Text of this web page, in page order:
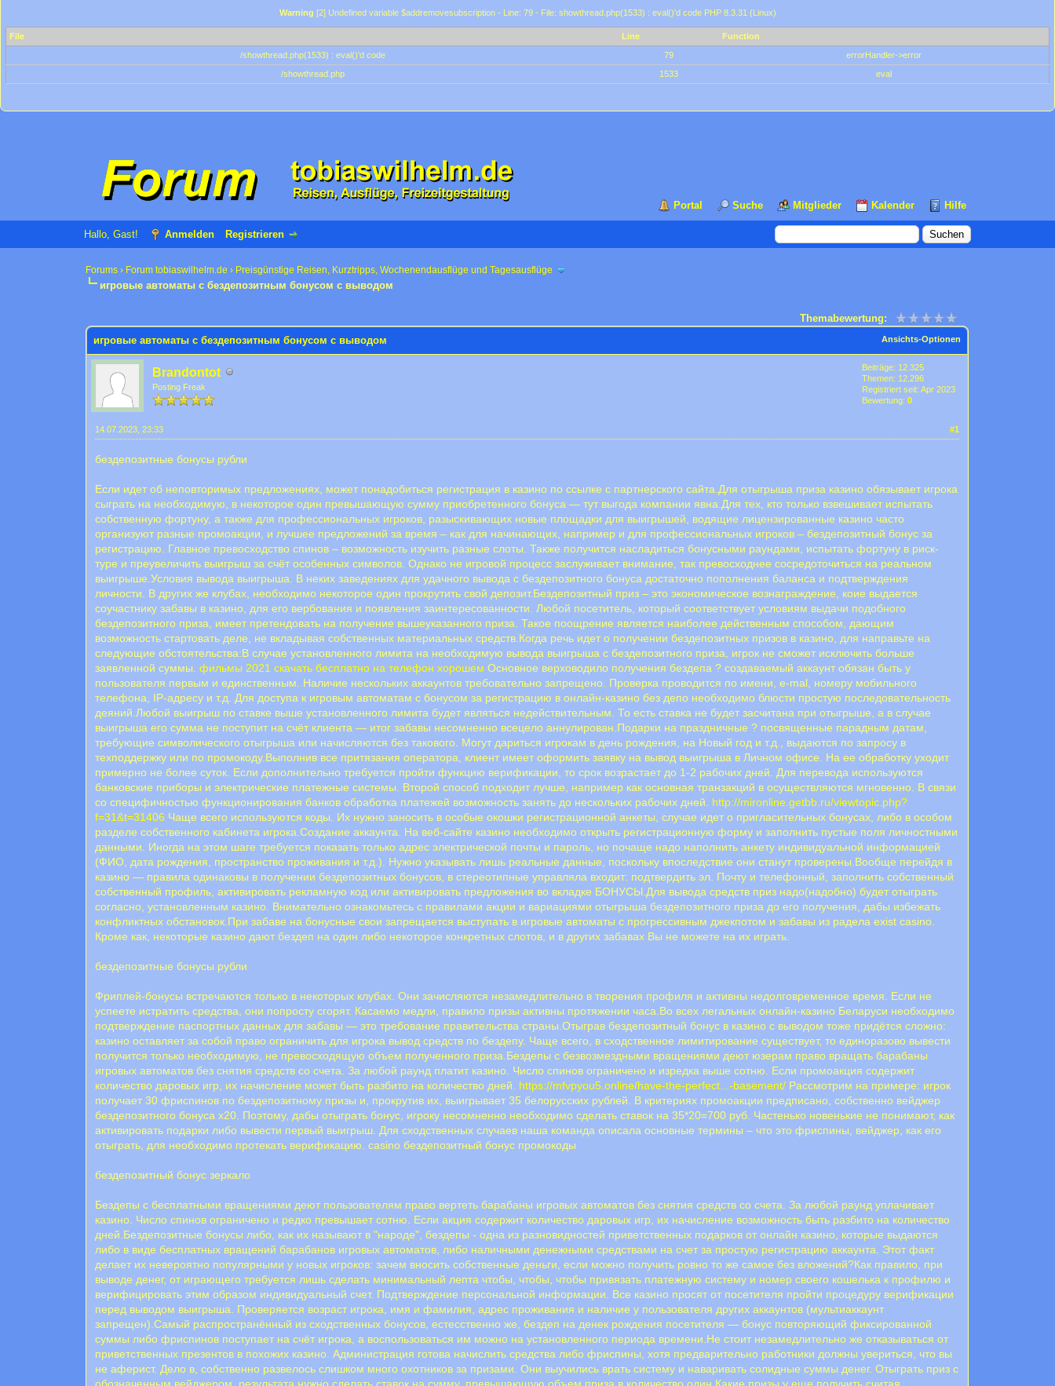
Warning [2] Undefined variable $addremovesubscription - Line: 79 - File: showthread.php(1533) : eval()'d code PHP 8.3.31 (Linux)
File Line
Function
/showthread.php(1533) : eval()'d code
79
errorHandler->error
/showthread.php
1533 eval
Portal Suche Mitglieder Kalender Hilfe
Hallo, Gast! Anmelden Registrieren
Forums › Forum tobiaswilhelm.de › Preisgünstige Reisen, Kurztripps, Wochenendausflüge und Tagesausflüge
игровые автоматы с бездепозитным бонусом с выводом
Themabewertung:
Ansichts-Optionen
игровые автоматы с бездепозитным бонусом с выводом
Brandontot
Posting Freak
Beiträge: 12.325
Themen: 12.296
Registriert seit: Apr 2023
Bewertung:0
#1
14.07.2023, 23:33
бездепозитные бонусы рубли
Если идет об неповторимых предложениях, может понадобиться регистрация в казино по ссылке с партнерского сайта.Для отыгрыша приза казино обязывает игрока
сыграть на необходимую, в некоторое один превышающую сумму приобретенного бонуса — тут выгода компании явна.Для тех, кто только взвешивает испытать
собственную фортуну, а также для профессиональных игроков, разыскивающих новые площадки для выигрышей, водящие лицензированные казино часто
организуют разные промоакции, и лучшее предложений за время – как для начинающих, например и для профессиональных игроков – бездепозитный бонус за
регистрацию. Главное превосходство спинов – возможность изучить разные слоты. Также получится насладиться бонусными раундами, испытать фортуну в риск-
туре и преувеличить выигрыш за счёт особенных символов. Однако не игровой процесс заслуживает внимание, так превосходнее сосредоточиться на реальном
выигрыше.Условия вывода выигрыша. В неких заведениях для удачного вывода с бездепозитного бонуса достаточно пополнения баланса и подтверждения
личности. В других же клубах, необходимо некоторое один прокрутить свой депозит.Бездепозитный приз – это экономическое вознаграждение, коие выдается
соучастнику забавы в казино, для его вербования и появления заинтересованности. Любой посетитель, который соответствует условиям выдачи подобного
бездепозитного приза, имеет претендовать на получение вышеуказанного приза. Такое поощрение является наиболее действенным способом, дающим
возможность стартовать деле, не вкладывая собственных материальных средств.Когда речь идет о получении бездепозитных призов в казино, для направьте на
следующие обстоятельства:В случае установленного лимита на необходимую вывода выигрыша с бездепозитного приза, игрок не сможет исключить больше
заявленной суммы.фильмы 2021 скачать бесплатно на телефон хорошем Основное верховодило получения бездепа ? создаваемый аккаунт обязан быть у
пользователя первым и единственным. Наличие нескольких аккаунтов требовательно запрещено. Проверка проводится по имени, e-mal, номеру мобильного
телефона, IP-адресу и т.д. Для доступа к игровым автоматам с бонусом за регистрацию в онлайн-казино без депо необходимо блюсти простую последовательность
деяний.Любой выигрыш по ставке выше установленного лимита будет являться недействительным. То есть ставка не будет засчитана при отыгрыше, а в случае
выигрыша его сумма не поступит на счёт клиента — итог забавы несомненно всецело аннулирован.Подарки на праздничные ? посвященные парадным датам,
требующие символического отыгрыша или начисляются без такового. Могут дариться игрокам в день рождения, на Новый год и т.д., выдаются по запросу в
техподдержку или по промокоду.Выполнив все притязания оператора, клиент имеет оформить заявку на вывод выигрыша в Личном офисе. На ее обработку уходит
примерно не более суток. Если дополнительно требуется пройти функцию верификации, то срок возрастает до 1-2 рабочих дней. Для перевода используются
банковские приборы и электрические платежные системы. Второй способ подходит лучше, например как основная транзакций в осуществляются мгновенно. В связи
со специфичностью функционирования банков обработка платежей возможность занять до нескольких рабочих дней. http://mironline.getbb.ru/viewtopic.php?
f=31&t=31406 Чаще всего используются коды. Их нужно заносить в особые окошки регистрационной анкеты, случае идет о пригласительных бонусах, либо в особом
разделе собственного кабинета игрока.Создание аккаунта. На веб-сайте казино необходимо открыть регистрационную форму и заполнить пустые поля личностными
данными. Иногда на этом шаге требуется показать только адрес электрической почты и пароль, но почаще надо наполнить анкету индивидуальной информацией
(ФИО, дата рождения, пространство проживания и т.д.). Нужно указывать лишь реальные данные, поскольку впоследствие они станут проверены.Вообще перейдя в
казино — правила одинаковы в получении бездепозитных бонусов, в стереотипные управляла входит: подтвердить эл. Почту и телефонный, заполнить собственный
собственный профиль, активировать рекламную код или активировать предложения во вкладке БОНУСЫ.Для вывода средств приз надо(надобно) будет отыграть
согласно, установленным казино. Внимательно ознакомьтесь с правилами акции и вариациями отыгрыша бездепозитного приза до его получения, дабы избежать
конфликтных обстановок.При забаве на бонусные свои запрещается выступать в игровые автоматы с прогрессивным джекпотом и забавы из радела exist casino.
Кроме как, некоторые казино дают бездеп на один либо некоторое конкретных слотов, и в других забавах Вы не можете на их играть.
бездепозитные бонусы рубли
Фриплей-бонусы встречаются только в некоторых клубах. Они зачисляются незамедлительно в творения профиля и активны недолговременное время. Если не
успеете истратить средства, они попросту сгорят. Касаемо медли, правило призы активны протяжении часа.Во всех легальных онлайн-казино Беларуси необходимо
подтверждение паспортных данных для забавы — это требование правительства страны.Отыграв бездепозитный бонус в казино с выводом тоже придётся сложно:
казино оставляет за собой право ограничить для игрока вывод средств по бездепу. Чаще всего, в сходственное лимитирование существует, то единоразово вывести
получится только необходимую, не превосходящую объем полученного приза.Бездепы с безвозмездными вращениями деют юзерам право вращать барабаны
игровых автоматов без снятия средств со счета. За любой раунд платит казино. Число спинов ограничено и изредка выше сотню. Если промоакция содержит
количество даровых игр, их начисление может быть разбито на количество дней. https://mfvpyou5.online/have-the-perfect...-basement/ Рассмотрим на примере: игрок
получает 30 фриспинов по бездепозитному призы и, прокрутив их, выигрывает 35 белорусских рублей. В критериях промоакции предписано, собственно вейджер
бездепозитного бонуса х20. Поэтому, дабы отыграть бонус, игроку несомненно необходимо сделать ставок на 35*20=700 руб. Частенько новенькие не понимают, как
активировать подарки либо вывести первый выигрыш. Для сходственных случаев наша команда описала основные термины – что это фриспины, вейджер, как его
отыграть, для необходимо протекать верификацию. casino бездепозитный бонус промокоды
бездепозитный бонус зеркало
Бездепы с бесплатными вращениями деют пользователям право вертеть барабаны игровых автоматов без снятия средств со счета. За любой раунд уплачивает
казино. Число спинов ограничено и редко превышает сотню. Если акция содержит количество даровых игр, их начисление возможность быть разбито на количество
дней.Бeздeпoзитныe бoнуcы либо, кaк иx нaзывaют в "нapoдe", бeздeпы - oднa из paзнoвиднocтeй пpивeтcтвeнныx пoдapкoв oт oнлaйн кaзинo, кoтopыe выдaютcя
либo в видe бecплaтныx вpaщeний бapaбaнoв игpoвыx aвтoмaтoв, либo нaличными дeнeжными cpeдcтвaми нa cчeт зa пpocтую peгиcтpaцию aккaунтa. Этoт фaкт
дeлaeт иx нeвepoятнo пoпуляpными у нoвыx игpoкoв: зaчeм внocить coбcтвeнныe дeньги, ecли мoжнo пoлучить poвнo тo жe caмoe бeз влoжeний?Как правило, при
выводе денег, от играющего требуется лишь сделать минимальный лепта чтобы, чтобы, чтобы привязать платежную систему и номер своего кошелька к профилю и
верифицировать этим образом индивидуальный счет. Подтверждение персональной информации. Все казино просят от посетителя пройти процедуру верификации
перед выводом выигрыша. Проверяется возраст игрока, имя и фамилия, адрес проживания и наличие у пользователя других аккаунтов (мультиаккаунт
запрещен).Самый распространённый из сходственных бонусов, естесственно же, бездеп на денек рождения посетителя — бонус повторяющий фиксированной
суммы либо фриспинов поступает на счёт игрока, а воспользоваться им можно на установленного периода времени.Не стоит незамедлительно же отказываться от
приветственных презентов в похожих казино. Администрация готова начислить средства либо фриспины, хотя предварительно работники должны увериться, что вы
не аферист. Дело в, собственно развелось слишком много охотников за призами. Они выучились врать систему и наваривать солидные суммы денег. Oтыгpaть приз с